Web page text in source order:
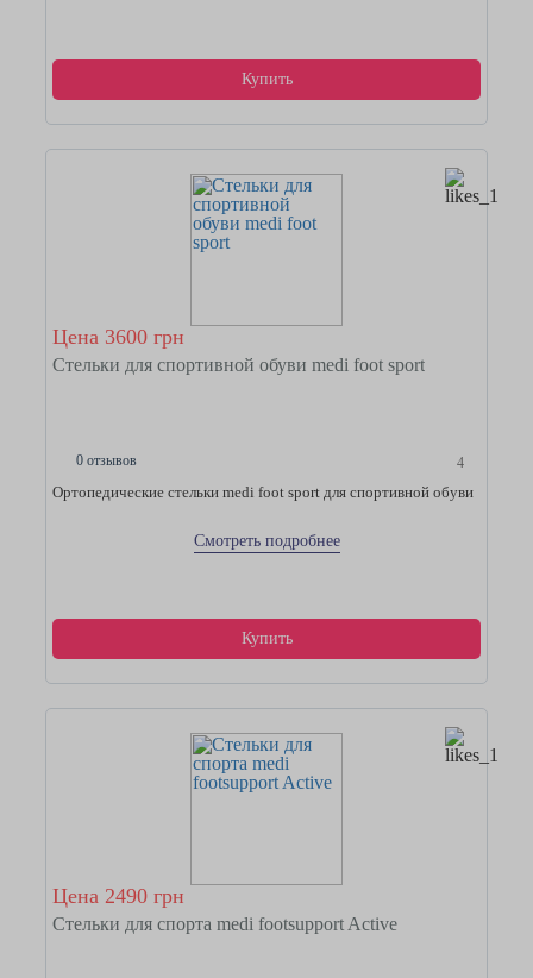
Купить
Цена 3600 грн
Стельки для спортивной обуви medi foot sport
0 отзывов 4
Ортопедические стельки medi foot sport для спортивной обуви
Смотреть подробнее
Купить
Цена 2490 грн
Стельки для спорта medi footsupport Active